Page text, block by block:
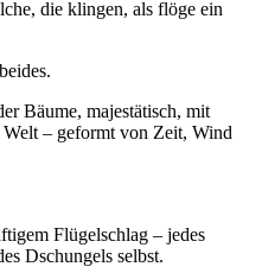
die klingen, als flöge ein
Bäume, majestätisch, mit
– geformt von Zeit, Wind
Flügelschlag – jedes
Dschungels selbst.